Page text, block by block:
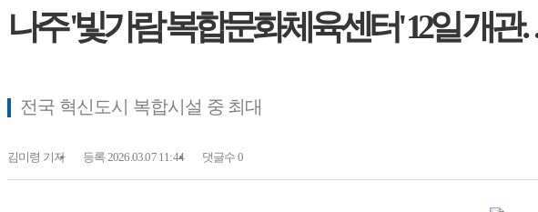
나주 '빛가람 복합문화체육센터' 12일 개
전국 혁신도시 복합시설 중 최대
김미령 기자 등록 2026.03.07 11:44 댓글수 0